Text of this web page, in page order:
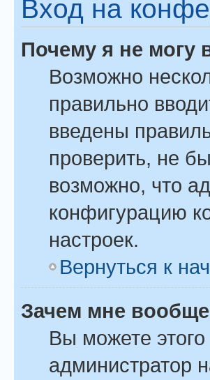
Вход на
Почему я не могу
Возможно
правильно
введены
проверить, не
возможно, что
конфигурацию
настроек.
Вернуться к
Зачем мне
Вы можете этого
администратор